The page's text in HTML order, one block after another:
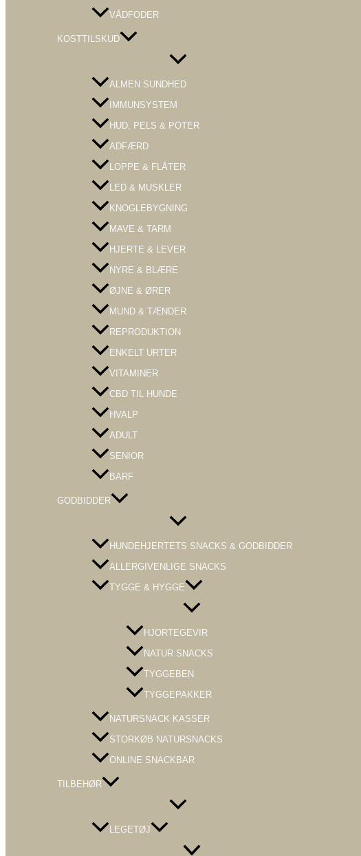
VÅDFODER
KOSTTILSKUD
Menu
ALMEN SUNDHED
IMMUNSYSTEM
HUD, PELS & POTER
ADFÆRD
LOPPE & FLÅTER
LED & MUSKLER
KNOGLEBYGNING
MAVE & TARM
HJERTE & LEVER
NYRE & BLÆRE
ØJNE & ØRER
MUND & TÆNDER
REPRODUKTION
ENKELT URTER
VITAMINER
CBD TIL HUNDE
HVALP
ADULT
SENIOR
BARF
GODBIDDER
Menu
HUNDEHJERTETS SNACKS & GODBIDDER
ALLERGIVENLIGE SNACKS
TYGGE & HYGGE
Menu
HJORTEGEVIR
NATUR SNACKS
TYGGEBEN
TYGGEPAKKER
NATURSNACK KASSER
STORKØB NATURSNACKS
ONLINE SNACKBAR
TILBEHØR
Menu
LEGETØJ
Menu